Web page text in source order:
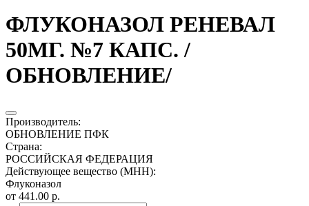
ФЛУКОНАЗОЛ РЕНЕВАЛ
50МГ. №7 КАПС. /
ОБНОВЛЕНИЕ/
Производитель:
ОБНОВЛЕНИЕ ПФК
Страна:
РОССИЙСКАЯ ФЕДЕРАЦИЯ
Действующее вещество (МНН):
Флуконазол
от 441.00 р.